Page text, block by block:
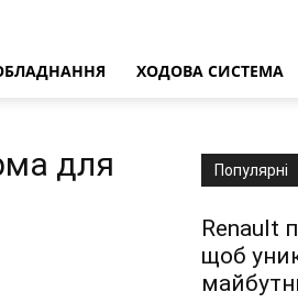
ХОДОВА СИСТЕМА
для
Популярні
Renault
щоб